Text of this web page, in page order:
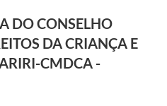
DO CONSELHO
DA CRIANÇA E
CMDCA -